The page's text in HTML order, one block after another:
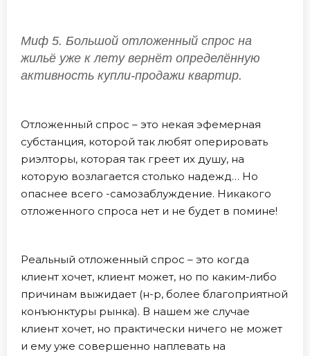
Миф 5. Большой отложенный спрос на
жильё уже к лету вернёт определённую
активность купли-продажи квартир.
Отложенный спрос – это некая эфемерная
субстанция, которой так любят оперировать
риэлторы, которая так греет их душу, на
которую возлагается столько надежд… Но
опаснее всего -самозаблуждение. Никакого
отложенного спроса нет и не будет в помине!
Реальный отложенный спрос – это когда
клиент хочет, клиент может, но по каким-либо
причинам выжидает (н-р, более благоприятной
конъюнктуры рынка). В нашем же случае
клиент хочет, но практически ничего не может
и ему уже совершенно наплевать на